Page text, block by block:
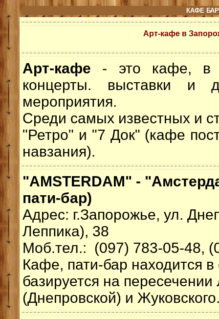
КАФЕ
Арт-кафе в
Арт-кафе - это кафе, в
концерты. выставки и
мероприятия.
Среди самых известных и
"Ретро" и "7 Док" (кафе
навзания).
"AMSTERDAM" -
пати-бар)
Адрес: г.Запорожье, ул.
Леппика), 38
Моб.тел.: (097) 783-05-48,
Кафе, пати-бар находится в
базируется на пересечении
(Днепровской) и